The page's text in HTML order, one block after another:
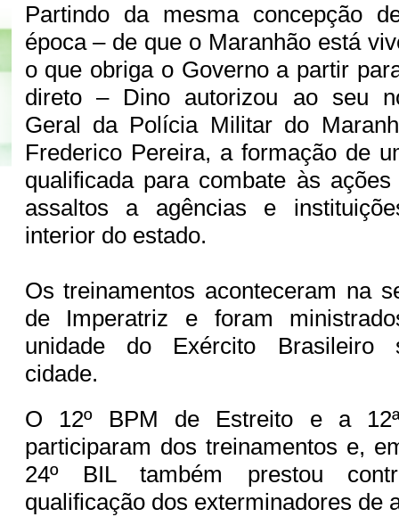
Partindo da mesma concepção
época – de que o Maranhão está
o que obriga o Governo a partir
direto – Dino autorizou ao seu
Geral da Polícia Militar do
Frederico Pereira, a formação de
qualificada para combate às
assaltos a agências e
interior do estado.
Os treinamentos aconteceram na
de Imperatriz e foram
unidade do Exército Brasileiro
cidade.
O 12º BPM de Estreito e a
participaram dos treinamentos e,
24º BIL também prestou
qualificação dos exterminadores de